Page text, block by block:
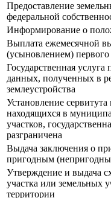
Предоставление
федеральной
Информирование о
Выплата ежемесячной
(усыновлением) первого
Государственная
данных, полученных в
землеустройства
Установление
находящихся в
участков,
разграничена
Выдача заключения о
пригодным
Утверждение и выдача
участка или земельных
территории